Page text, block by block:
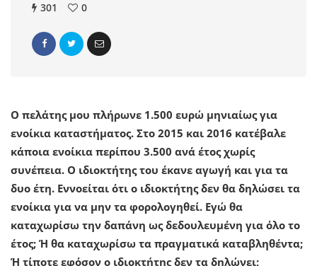
301 0
Ο πελάτης μου πλήρωνε 1.500 ευρώ μηνιαίως για
ενοίκια καταστήματος. Στο 2015 και 2016 κατέβαλε
κάποια ενοίκια περίπου 3.500 ανά έτος χωρίς
συνέπεια. Ο ιδιοκτήτης του έκανε αγωγή και για τα
δυο έτη. Εννοείται ότι ο ιδιοκτήτης δεν θα δηλώσει τα
ενοίκια για να μην τα φορολογηθεί. Εγώ θα
καταχωρίσω την δαπάνη ως δεδουλευμένη για όλο το
έτος; Ή θα καταχωρίσω τα πραγματικά καταβληθέντα;
Ή τίποτε εφόσον ο ιδιοκτήτης δεν τα δηλώνει;